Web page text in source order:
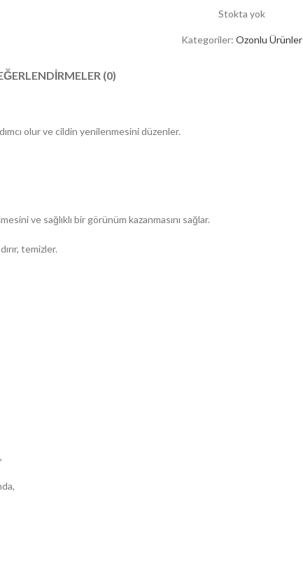
Stokta yok
Kategoriler: Ozonlu Ürünler
(0)
olur ve cildin yenilenmesini düzenler.
ve sağlıklı bir görünüm kazanmasını sağlar.
temizler.